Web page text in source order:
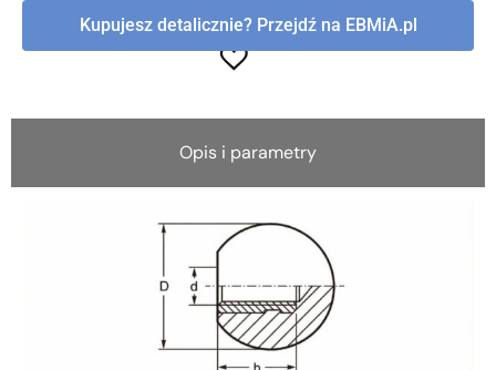
Kupujesz detalicznie? Przejdź na EBMiA.pl
Opis i parametry